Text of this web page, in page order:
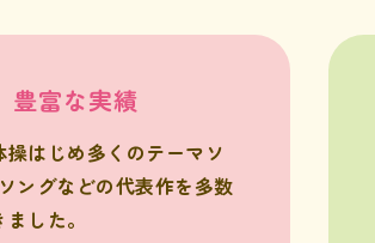
豊富な実績
操はじめ多くのテーマソ
ングなどの代表作を多数
した。